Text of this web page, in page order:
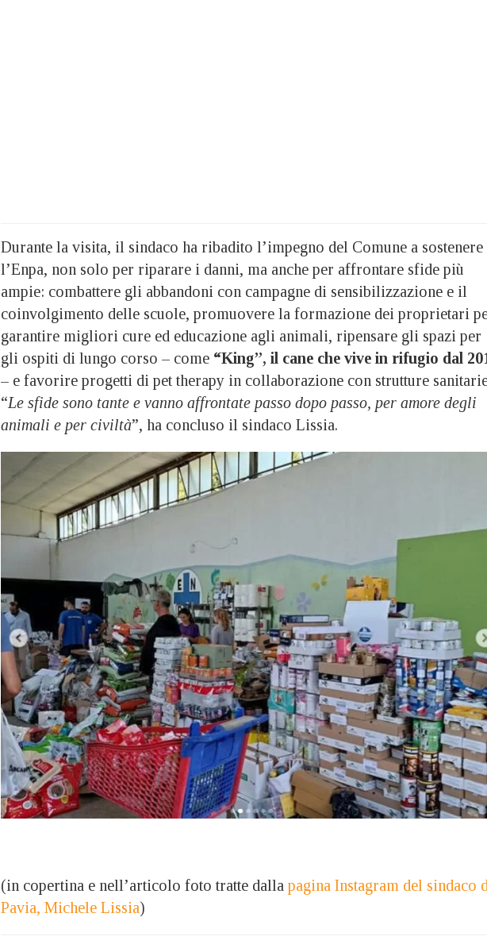
Durante la visita, il sindaco ha ribadito l’impegno del Comune a sostenere
l’Enpa, non solo per riparare i danni, ma anche per affrontare sfide più
ampie: combattere gli abbandoni con campagne di sensibilizzazione e il
coinvolgimento delle scuole, promuovere la formazione dei proprietari
garantire migliori cure ed educazione agli animali, ripensare gli spazi per
gli ospiti di lungo corso – come “King”, il cane che vive in rifugio dal
– e favorire progetti di pet therapy in collaborazione con strutture
“Le sfide sono tante e vanno affrontate passo dopo passo, per amore degli
animali e per civiltà”, ha concluso il sindaco Lissia.
(in copertina e nell’articolo foto tratte dalla pagina Instagram del sindaco
Pavia, Michele Lissia)